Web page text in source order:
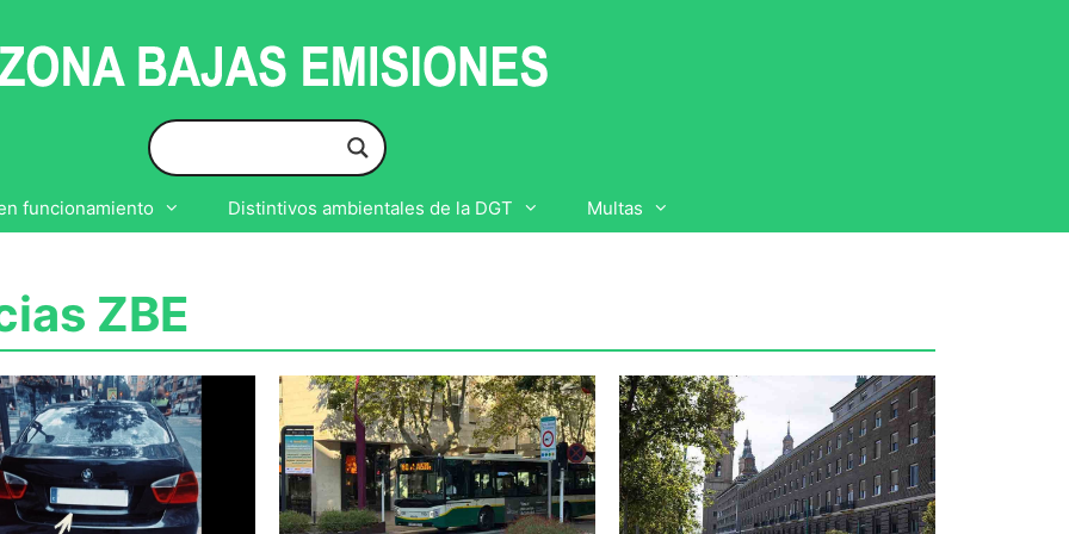
funcionamiento Distintivos ambientales de la DGT Multas
ZBE